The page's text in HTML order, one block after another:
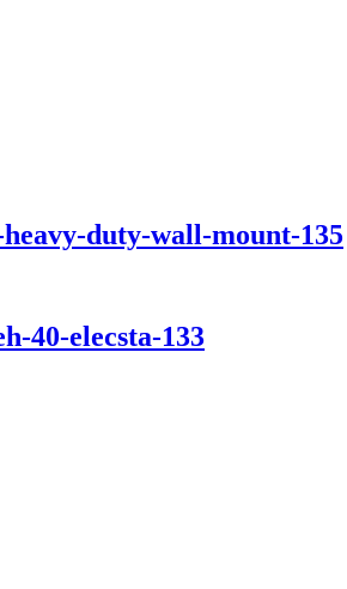
duty-wall-mount-135
40-elecsta-133